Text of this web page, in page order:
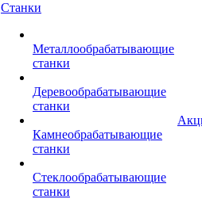
Станки
Металлообрабатывающие
станки
Деревообрабатывающие
станки
Камнеобрабатывающие
станки
Стеклообрабатывающие
станки